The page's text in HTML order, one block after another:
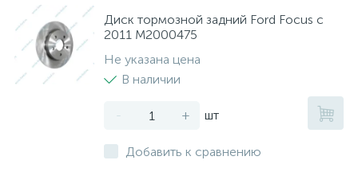
Диск тормозной задний Ford Focus с
2011 M2000475
Не указана цена
В наличии
- + шт
Добавить к сравнению